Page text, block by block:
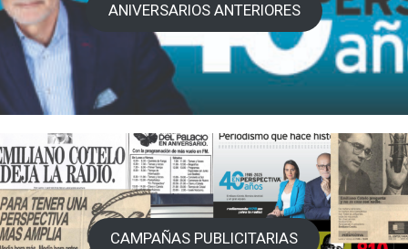
ANIVERSARIOS ANTERIORES
CAMPAÑAS PUBLICITARIAS